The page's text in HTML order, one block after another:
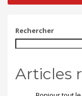
Rechercher
Articles